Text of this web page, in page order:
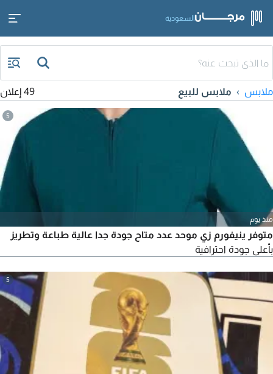
السعودية
ملابس ملابس للبيع 49 إعلان
5
منذ يوم
متوفر ينيفورم زي موحد عدد متاح جودة جدا عالية طباعة وتطريز
بأعلى جودة احترافية
5